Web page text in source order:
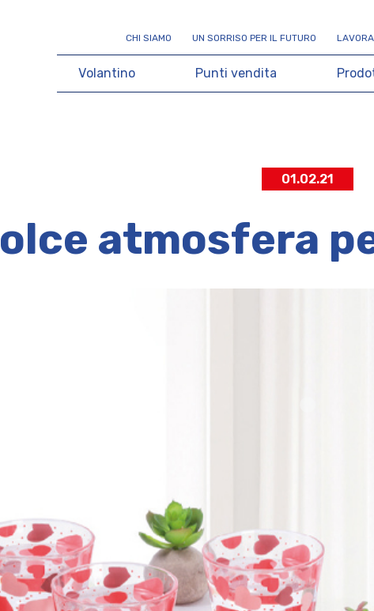
CHI SIAMO UN SORRISO PER IL FUTURO LAVORA
Volantino Punti vendita Prodo
01.02.21
atmosfera